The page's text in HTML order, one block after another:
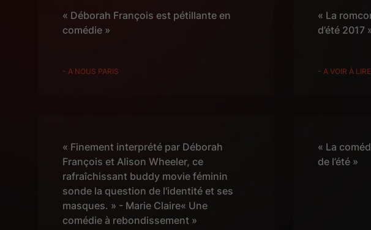
« Déborah François est pétillante en
comédie »
- A NOUS PARIS
« La
d’été 2017
- A VOIR À LIRE
« Finement interprété par Déborah
François et Alison Wheeler, ce
rafraîchissant buddy movie féminin
sonde la question de l'identité et ses
masques. » - Marie Claire« Une
comédie à rebondissement »
« La
de l’été »